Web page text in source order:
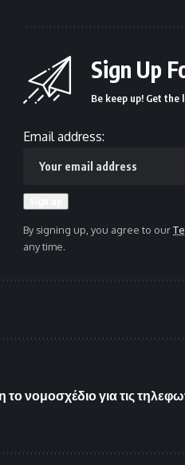
Sign Up
Be keep up! Get
Email address:
By signing up, you agree to our
any time.
νομοσχέδιο για τις